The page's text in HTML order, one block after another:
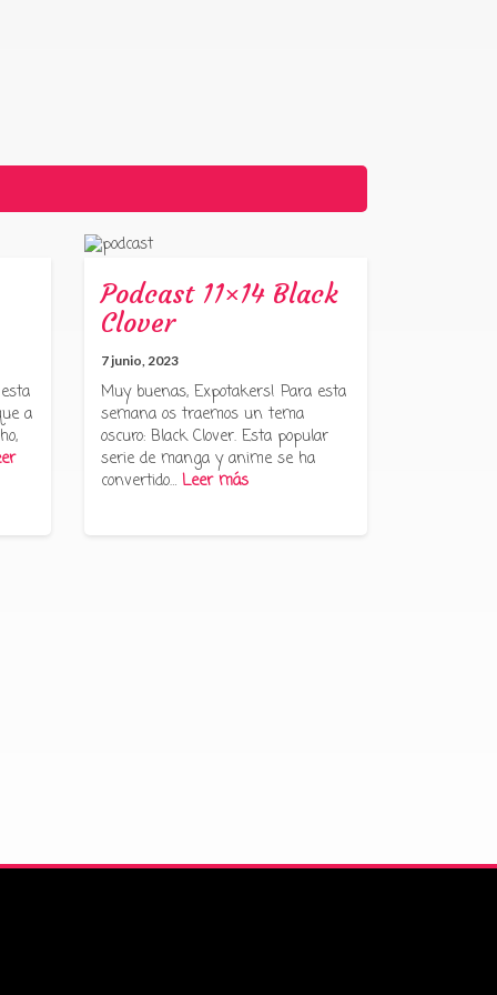
a
Podcast 11×14 Black
Clover
7 junio, 2023
Muy buenas, Expotakers! Para esta
semana os traemos un tema
oscuro: Black Clover. Esta popular
serie de manga y anime se ha
convertido… Leer más